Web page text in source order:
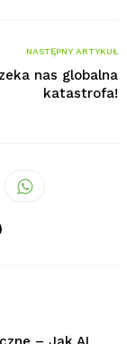
NASTĘPNY ARTYKUŁ
nas globalna
katastrofa!